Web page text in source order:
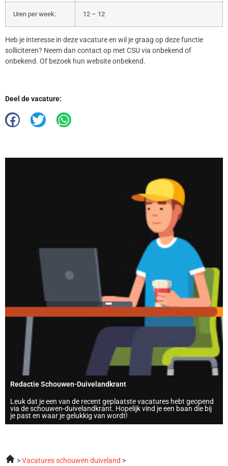
Uren per week: 12 – 12
Heb je interesse in deze vacature en wil je graag op deze functie
solliciteren? Neem dan contact op met CSU via onbekend of
onbekend. Of bezoek hun website onbekend.
Deel de vacature:
Redactie Schouwen-Duivelandkrant
Leuk dat je een van de recent geplaatste vacatures hebt geopend
via de schouwen-duivelandkrant. Hopelijk vind je een baan die bij
je past en waar je gelukkig van wordt!
Vacatures schouwen duiveland